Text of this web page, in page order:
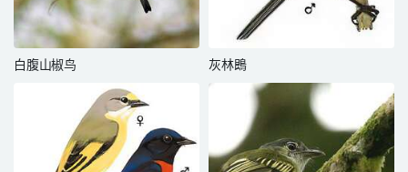
白腹山椒鸟 灰林鵖